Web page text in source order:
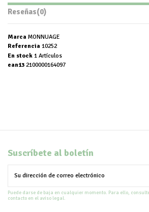
Reseñas(0)
Marca MONNUAGE
Referencia 10252
En stock 1 Artículos
ean13 2100000164097
Suscríbete al boletín
Puede darse de baja en cualquier momento. Para ello,
contacto en el aviso legal.